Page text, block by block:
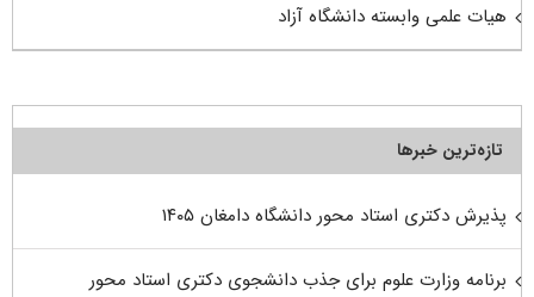
هیات علمی وابسته دانشگاه آزاد
تازه‌ترین خبرها
پذیرش دکتری استاد محور دانشگاه دامغان ۱۴۰۵
برنامه وزارت علوم برای جذب دانشجوی دکتری استاد محور